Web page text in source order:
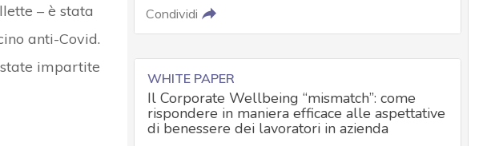
– è stata
anti-Covid.
impartite
Condividi
WHITE PAPER
Il Corporate Wellbeing “mismatch”: come
rispondere in maniera efficace alle aspettative
di benessere dei lavoratori in azienda